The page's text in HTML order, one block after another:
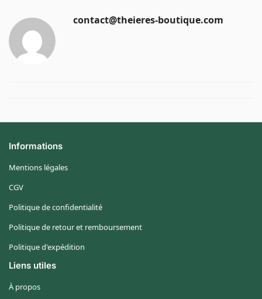
contact@theieres-boutique.com
Informations
Mentions légales
CGV
Politique de confidentialité
Politique de retour et remboursement
Politique d'expédition
Liens utiles
À propos